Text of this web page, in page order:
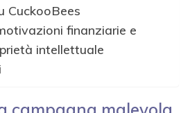
CuckooBees
finanziarie e
intellettuale